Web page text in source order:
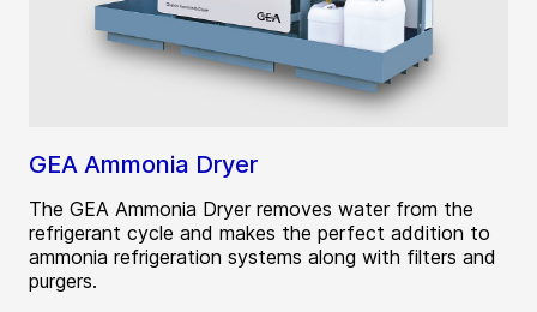
GEA Ammonia Dryer
The GEA Ammonia Dryer removes water from the
refrigerant cycle and makes the perfect addition to
ammonia refrigeration systems along with filters and
purgers.